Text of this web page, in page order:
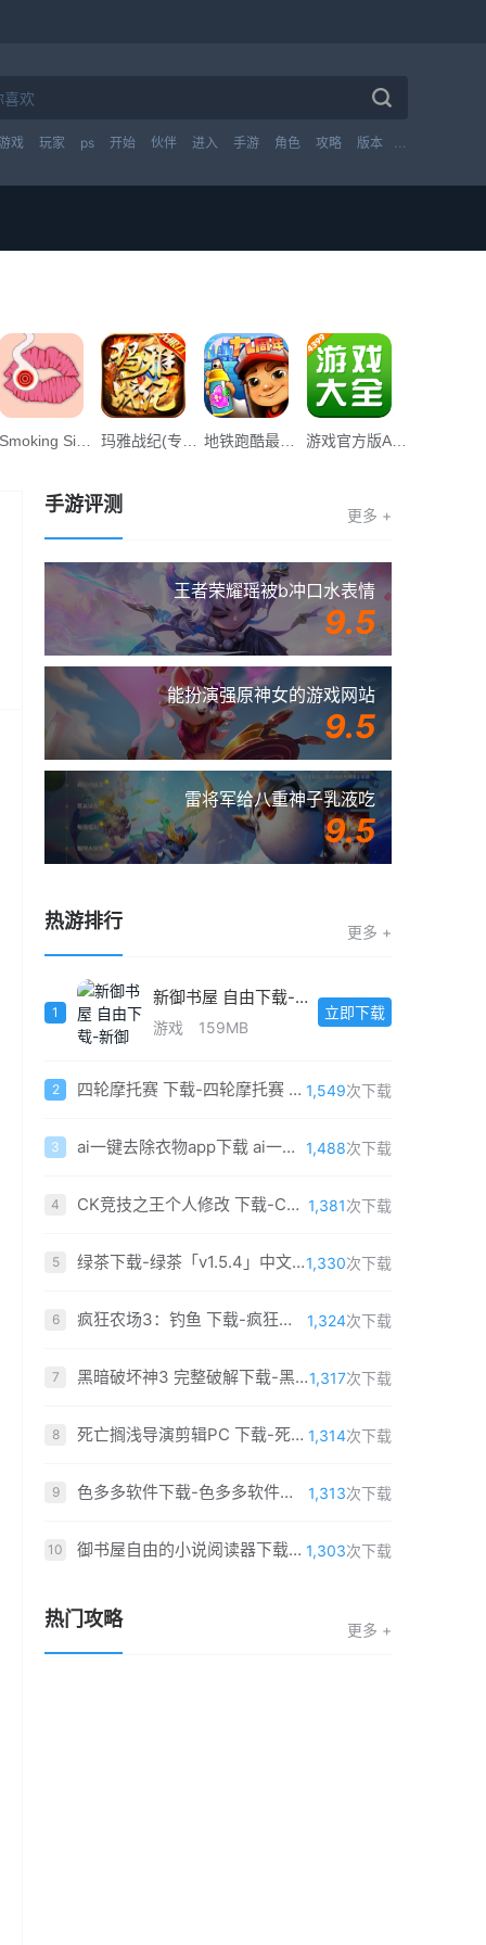
游戏 玩家 ps 开始 伙伴 进入 手游 角色 攻略 版本 技能
Smoking Simulator游戏中文手机版App下载_Smoking Simulator游戏中文手机版v1.0下载 地铁跑酷最早墨西哥免费最新版下载_地铁跑酷最早墨西哥免费最新版下载安装v3.39.1下载
手游评测 更多 +
王者荣耀瑶被b冲口水表情
9.5
能扮演强原神女的游戏网站
9.5
雷将军给八重神子乳液吃
9.5
热游排行 更多 +
1
新御书屋 自由下载-新御书屋 自由「v9.1.4」官方版
游戏 159MB
立即下载
2 四轮摩托赛 下载-四轮摩托赛 免费中文版 1,549次下载
3 ai一键去除衣物app下载 ai一键去除衣物软件免费安装 1,488次下载
4 CK竞技之王个人修改 下载-CK竞技之王个人修改版2019 中文最新版 1,381次下载
5 绿茶下载-绿茶「v1.5.4」中文版1,330次下载
6 疯狂农场3：钓鱼 下载-疯狂农场3：钓鱼 简体中文免费版 1,324次下载
7 黑暗破坏神3 完整破解下载-黑暗破坏神3单机版最新版下载 完整最新(全DLC)1,317次下载
8 死亡搁浅导演剪辑PC 下载-死亡搁浅导演剪辑版PC版 免安装中文最新版（含百度网盘） 1,314次下载
9 色多多软件下载-色多多软件「v6.4.7」重制版 1,313次下载
10 御书屋自由的小说阅读器下载-御书屋自由的小说阅读器「v5.4.4」福利版 1,303次下载
热门攻略 更多 +